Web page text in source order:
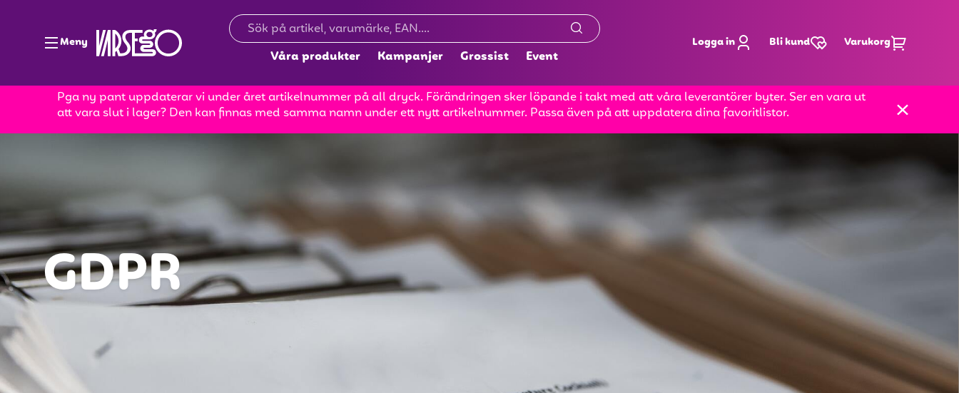
Meny
Våra produkter Kampanjer Grossist Event
Logga in Bli kund Varukorg
Pga ny pant uppdaterar vi under året artikelnummer på all dryck. Förändringen sker löpande i takt med att våra leverantörer byter. Ser en vara ut
att vara slut i lager? Den kan finnas med samma namn under ett nytt artikelnummer. Passa även på att uppdatera dina favoritlistor.
GDPR